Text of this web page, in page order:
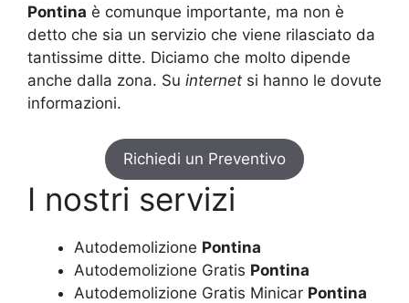
Pontina è comunque importante, ma non è
detto che sia un servizio che viene rilasciato da
tantissime ditte. Diciamo che molto dipende
anche dalla zona. Su internet si hanno le dovute
informazioni.
Richiedi un Preventivo
I nostri servizi
Autodemolizione Pontina
Autodemolizione Gratis Pontina
Autodemolizione Gratis Minicar Pontina